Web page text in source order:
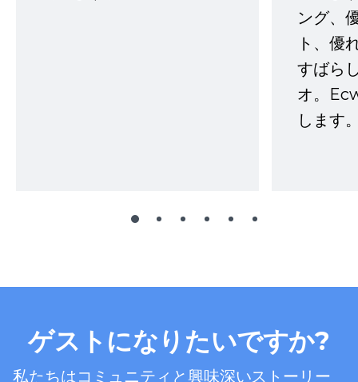
ング、
ト、優
すばら
オ。
します
ゲストになりたいですか?
私たちはコミュニティと興味深いストーリー